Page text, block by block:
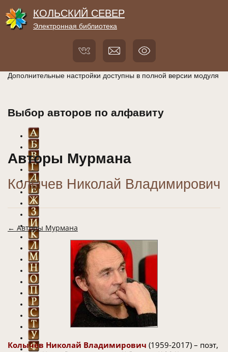
КОЛЬСКИЙ СЕВЕР
Электронная библиотека
Дополнительные настройки доступны в полной версии модуля
Выбор авторов по алфавиту
Авторы Мурмана
Колычев Николай Владимирович
← Авторы Мурмана
Колычев Николай Владимирович (1959-2017) – поэт,